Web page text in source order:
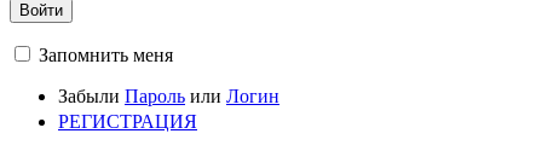
Войти
Запомнить меня
Забыли Пароль или Логин
РЕГИСТРАЦИЯ